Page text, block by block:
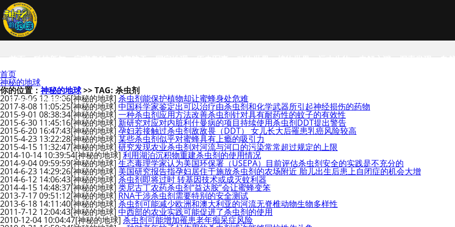
首页 科技新知 宇宙奥秘 航空航天 国家地理 历史军事 动物世界 植物世界 远古生物 未解之谜 探索发现 自
SCIENCE NEWS
首页
神秘的地球
你的位置：神秘的地球>> TAG: 杀虫剂
2017-9-06 12:19:06[神秘的地球] 杀虫剂能保护植物却让蜜蜂身处危难
2017-8-08 11:05:25[神秘的地球] 中国科学家鉴定出可以治疗由杀虫剂和化学武器所引起神经损伤的药物
2015-9-01 08:38:34[神秘的地球] 一种杀虫剂应用方法改善杀虫剂针对具有耐药性的蚊子的有效性
2015-6-30 11:45:16[神秘的地球] 新研究对应对内脏利什曼病的项目持续使用杀虫剂DDT提出警告
2015-6-20 16:47:43[神秘的地球] 孕妇若接触过杀虫剂敌敌畏（DDT） 女儿长大后罹患乳癌风险较高
2015-4-23 13:22:28[神秘的地球] 某些杀虫剂似乎对蜜蜂具有上瘾的吸引力
2015-4-15 11:32:47[神秘的地球] 研究发现农业杀虫剂对河流与河口的污染常常超过规定的上限
2014-10-14 10:39:54[神秘的地球] 利用湖泊沉积物重建杀虫剂的使用情况
2014-9-04 09:59:59[神秘的地球] 生态毒理学家认为美国环保署（USEPA）目前评估杀虫剂安全的实践是不充分的
2014-6-23 14:29:26[神秘的地球] 美国研究报告指孕妇居住于施放杀虫剂的农场附近 胎儿出生后患上自闭症的机会大增
2014-6-12 14:06:43[神秘的地球] 杀虫剂即将过时 转基因技术或成灭蚊利器
2014-4-15 14:48:37[神秘的地球] 类尼古丁农药杀虫剂“益达胺”会让蜜蜂变笨
2013-7-17 09:51:12[神秘的地球] RNA干涉杀虫剂需要特别的安全测试
2013-6-18 14:11:40[神秘的地球] 杀虫剂可能减少欧洲和澳大利亚的河流无脊椎动物生物多样性
2011-7-12 12:04:43[神秘的地球] 中西部的农业实践可能促进了杀虫剂的使用
2010-12-04 10:04:47[神秘的地球] 杀虫剂可能增加罹患老年痴呆症风险